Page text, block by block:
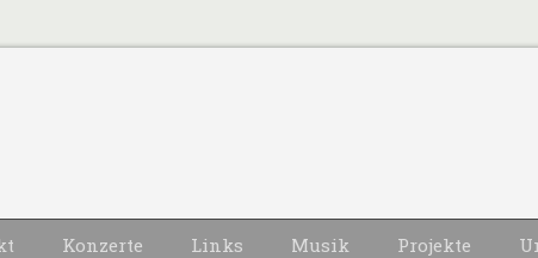
Konzerte Links Musik Projekte